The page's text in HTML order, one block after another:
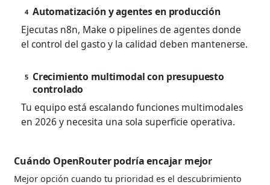
4 Automatización y agentes en producción
Ejecutas n8n, Make o pipelines de agentes donde
el control del gasto y la calidad deben mantenerse.
5 Crecimiento multimodal con presupuesto
controlado
Tu equipo está escalando funciones multimodales
en 2026 y necesita una sola superficie operativa.
Cuándo OpenRouter podría encajar mejor
Mejor opción cuando tu prioridad es el descubrimiento